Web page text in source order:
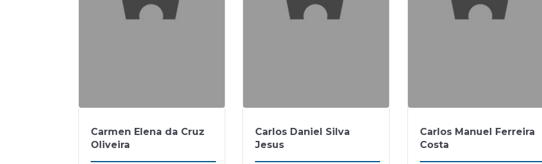
Carmen Elena da Cruz
Oliveira
Carlos Daniel Silva
Jesus
Carlos Manuel Ferreira
Costa